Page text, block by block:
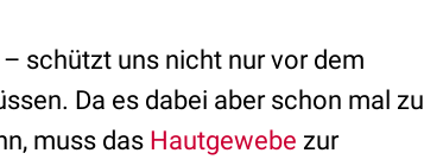
schützt uns nicht nur vor dem
Da es dabei aber schon mal zu
muss das Hautgewebe zur